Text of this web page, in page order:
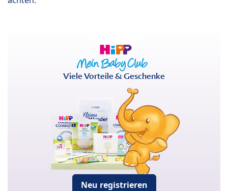
Viele Vorteile & Geschenke
Neu registrieren